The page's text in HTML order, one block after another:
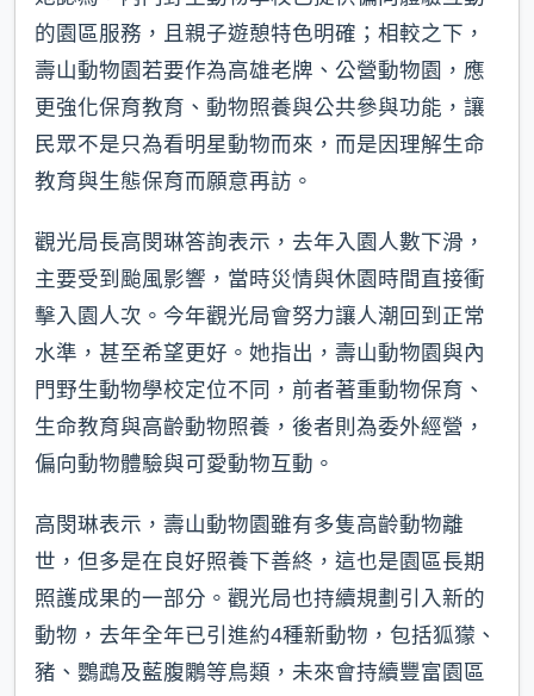
的園區服務，且親子遊憩特色明確；相較之下，
壽山動物園若要作為高雄老牌、公營動物園，應
更強化保育教育、動物照養與公共參與功能，讓
民眾不是只為看明星動物而來，而是因理解生命
教育與生態保育而願意再訪。
觀光局長高閔琳答詢表示，去年入園人數下滑，
主要受到颱風影響，當時災情與休園時間直接衝
擊入園人次。今年觀光局會努力讓人潮回到正常
水準，甚至希望更好。她指出，壽山動物園與內
門野生動物學校定位不同，前者著重動物保育、
生命教育與高齡動物照養，後者則為委外經營，
偏向動物體驗與可愛動物互動。
高閔琳表示，壽山動物園雖有多隻高齡動物離
世，但多是在良好照養下善終，這也是園區長期
照護成果的一部分。觀光局也持續規劃引入新的
動物，去年全年已引進約4種新動物，包括狐獴、
豬、鸚鵡及藍腹鷴等鳥類，未來會持續豐富園區